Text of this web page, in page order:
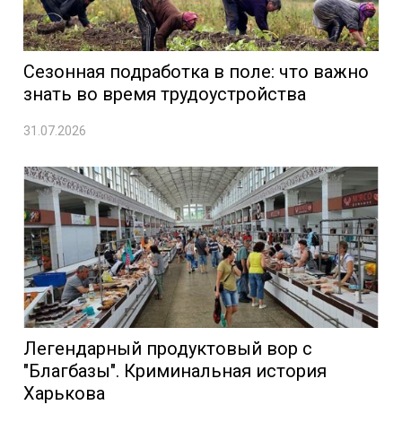
Сезонная подработка в поле: что важно
знать во время трудоустройства
31.07.2026
Легендарный продуктовый вор с
"Благбазы". Криминальная история
Харькова